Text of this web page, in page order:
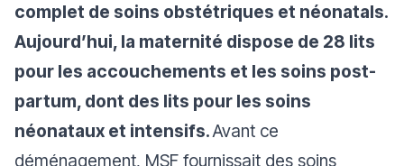
complet de soins obstétriques et néonatals.
Aujourd’hui, la maternité dispose de 28 lits
pour les accouchements et les soins post-
partum, dont des lits pour les soins
néonataux et intensifs.Avant ce
déménagement, MSF fournissait des soins